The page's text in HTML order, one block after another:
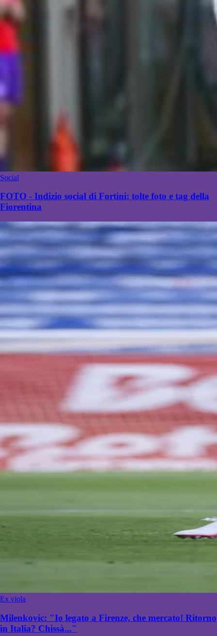
Social
FOTO - Indizio social di Fortini: tolte foto e tag della
Fiorentina
Ex viola
Milenkovic: "Io legato a Firenze, che mercato! Ritorno
in Italia? Chissà..."